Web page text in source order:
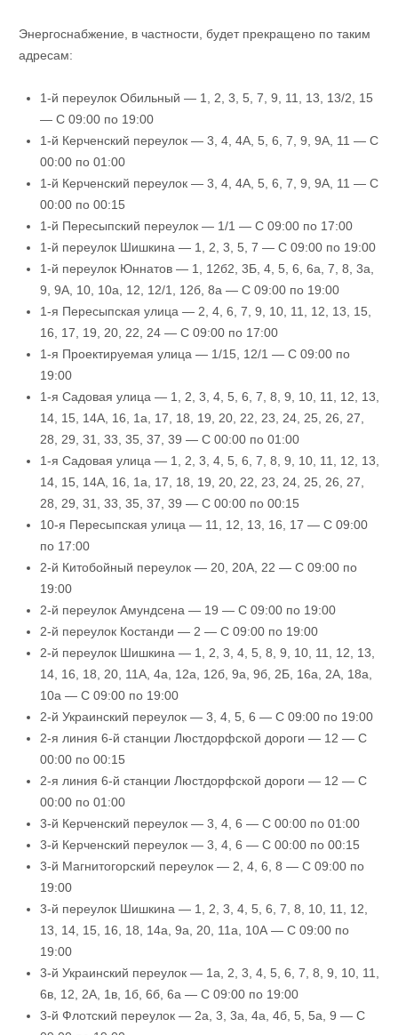
Энергоснабжение, в частности, будет прекращено по таким
адресам:
1-й переулок Обильный — 1, 2, 3, 5, 7, 9, 11, 13, 13/2, 15
— С 09:00 по 19:00
1-й Керченский переулок — 3, 4, 4А, 5, 6, 7, 9, 9А, 11 — С
00:00 по 01:00
1-й Керченский переулок — 3, 4, 4А, 5, 6, 7, 9, 9А, 11 — С
00:00 по 00:15
1-й Пересыпский переулок — 1/1 — С 09:00 по 17:00
1-й переулок Шишкина — 1, 2, 3, 5, 7 — С 09:00 по 19:00
1-й переулок Юннатов — 1, 12б2, 3Б, 4, 5, 6, 6а, 7, 8, 3а,
9, 9А, 10, 10а, 12, 12/1, 12б, 8а — С 09:00 по 19:00
1-я Пересыпская улица — 2, 4, 6, 7, 9, 10, 11, 12, 13, 15,
16, 17, 19, 20, 22, 24 — С 09:00 по 17:00
1-я Проектируемая улица — 1/15, 12/1 — С 09:00 по
19:00
1-я Садовая улица — 1, 2, 3, 4, 5, 6, 7, 8, 9, 10, 11, 12, 13,
14, 15, 14А, 16, 1а, 17, 18, 19, 20, 22, 23, 24, 25, 26, 27,
28, 29, 31, 33, 35, 37, 39 — С 00:00 по 01:00
1-я Садовая улица — 1, 2, 3, 4, 5, 6, 7, 8, 9, 10, 11, 12, 13,
14, 15, 14А, 16, 1а, 17, 18, 19, 20, 22, 23, 24, 25, 26, 27,
28, 29, 31, 33, 35, 37, 39 — С 00:00 по 00:15
10-я Пересыпская улица — 11, 12, 13, 16, 17 — С 09:00
по 17:00
2-й Китобойный переулок — 20, 20А, 22 — С 09:00 по
19:00
2-й переулок Амундсена — 19 — С 09:00 по 19:00
2-й переулок Костанди — 2 — С 09:00 по 19:00
2-й переулок Шишкина — 1, 2, 3, 4, 5, 8, 9, 10, 11, 12, 13,
14, 16, 18, 20, 11А, 4а, 12а, 12б, 9а, 9б, 2Б, 16а, 2А, 18а,
10а — С 09:00 по 19:00
2-й Украинский переулок — 3, 4, 5, 6 — С 09:00 по 19:00
2-я линия 6-й станции Люстдорфской дороги — 12 — С
00:00 по 00:15
2-я линия 6-й станции Люстдорфской дороги — 12 — С
00:00 по 01:00
3-й Керченский переулок — 3, 4, 6 — С 00:00 по 01:00
3-й Керченский переулок — 3, 4, 6 — С 00:00 по 00:15
3-й Магнитогорский переулок — 2, 4, 6, 8 — С 09:00 по
19:00
3-й переулок Шишкина — 1, 2, 3, 4, 5, 6, 7, 8, 10, 11, 12,
13, 14, 15, 16, 18, 14а, 9а, 20, 11а, 10А — С 09:00 по
19:00
3-й Украинский переулок — 1а, 2, 3, 4, 5, 6, 7, 8, 9, 10, 11,
6в, 12, 2А, 1в, 1б, 6б, 6а — С 09:00 по 19:00
3-й Флотский переулок — 2а, 3, 3а, 4а, 4б, 5, 5а, 9 — С